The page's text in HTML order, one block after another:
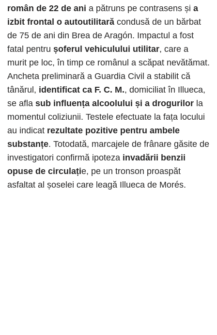
român de 22 de ani a pătruns pe contrasens și a
izbit frontal o autoutilitară condusă de un bărbat
de 75 de ani din Brea de Aragón. Impactul a fost
fatal pentru șoferul vehiculului utilitar, care a
murit pe loc, în timp ce românul a scăpat nevătămat.
Ancheta preliminară a Guardia Civil a stabilit că
tânărul, identificat ca F. C. M., domiciliat în Illueca,
se afla sub influența alcoolului și a drogurilor la
momentul coliziunii. Testele efectuate la fața locului
au indicat rezultate pozitive pentru ambele
substanțe. Totodată, marcajele de frânare găsite de
investigatori confirmă ipoteza invadării benzii
opuse de circulație, pe un tronson proaspăt
asfaltat al șoselei care leagă Illueca de Morés.